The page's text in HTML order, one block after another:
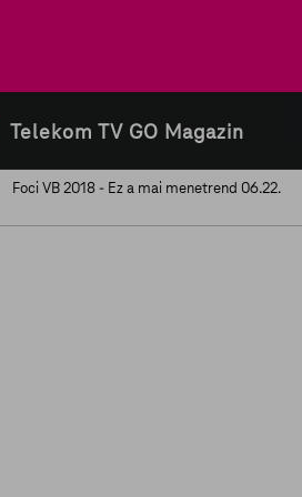
Telekom TV GO Magazin
Foci VB 2018 - Ez a mai menetrend 06.22.